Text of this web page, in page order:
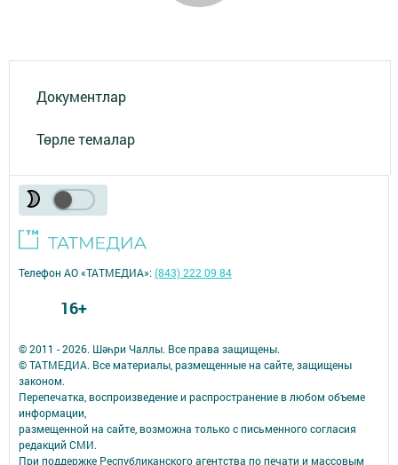
Документлар
Төрле темалар
© 2011 - 2026. Шәһри Чаллы. Все права защищены.
© ТАТМЕДИА. Все материалы, размещенные на сайте, защищены
законом.
Перепечатка, воспроизведение и распространение в любом объеме
информации,
размещенной на сайте, возможна только с письменного согласия
редакций СМИ.
При поддержке Республиканского агентства по печати и массовым
Телефон АО «ТАТМЕДИА»:(843) 222 09 84
16+